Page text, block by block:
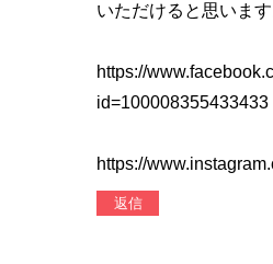
いただけると思います
https://
id=100008355433433
https://
返信